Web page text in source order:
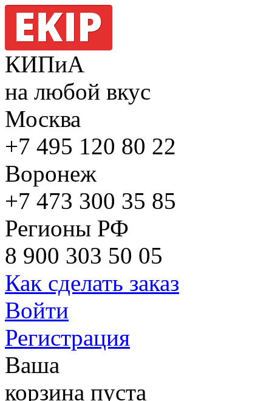
КИПиА
на любой вкус
Москва
+7 495 120 80 22
Воронеж
+7 473 300 35 85
Регионы РФ
8 900 303 50 05
Как сделать заказ
Войти
Регистрация
Ваша
корзина пуста